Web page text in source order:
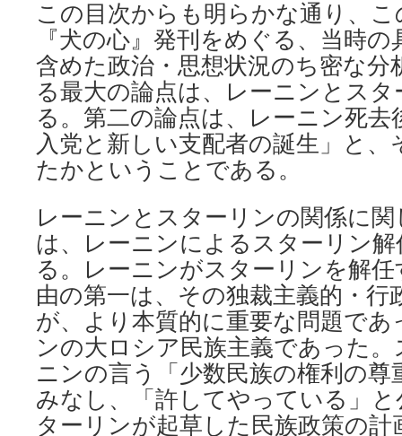
この目次からも明らかな通り、
『犬の心』発刊をめぐる、当時
含めた政治・思想状況のち密な分
る最大の論点は、レーニンとス
る。第二の論点は、レーニン死去
入党と新しい支配者の誕生」と
たかということである。
レーニンとスターリンの関係に
は、レーニンによるスターリン
る。レーニンがスターリンを解
由の第一は、その独裁主義的・行
が、より本質的に重要な問題で
ンの大ロシア民族主義であった
ニンの言う「少数民族の権利の尊
みなし、「許してやっている」
ターリンが起草した民族政策の